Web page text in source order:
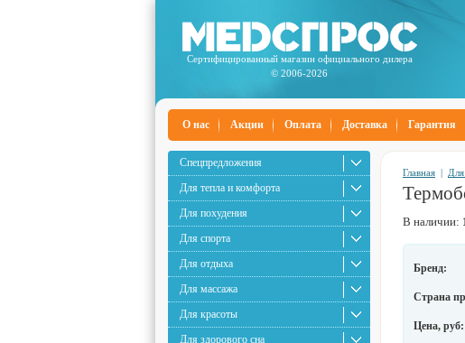
Сертифицированный магазин официального дилера
© 2006-2026
О нас Акции Оплата Доставка Гарантия
Спецпредложения
Для тепла и комфорта
Для похудения
Для спорта
Для отдыха
Для массажа
Для красоты
Для здорового сна
Главная |
В наличии:
Бренд:
Страна
Цена, руб: